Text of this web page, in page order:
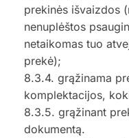
prekinės išvaizdos
nenuplėštos
netaikomas tuo
prekė);
8.3.4. grąžinama
komplektacijos,
8.3.5. grąžinant
dokumentą.